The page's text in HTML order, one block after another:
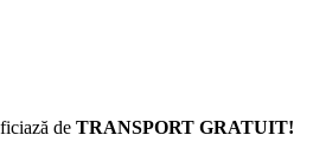
de TRANSPORT GRATUIT!